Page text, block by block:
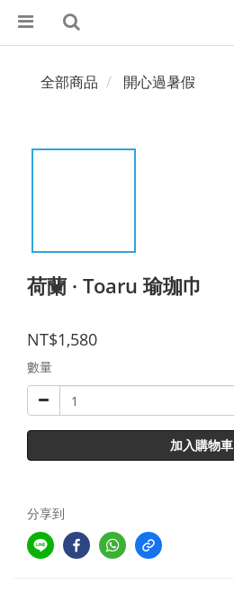
全部商品 開心過暑假
荷蘭 · Toaru 瑜珈巾
NT$1,580
數量
加入購物車
分享到